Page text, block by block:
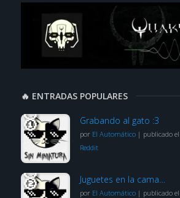
🔥 ENTRADAS POPULARES
Grabando al gato :3
por El Automático| publicado
Reddit
Juguetes en la cama…
por El Automático| publicado